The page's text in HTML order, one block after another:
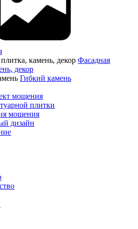
Фасадная
декор
Гибкий камень
мощения
плитки
мощения
дизайн